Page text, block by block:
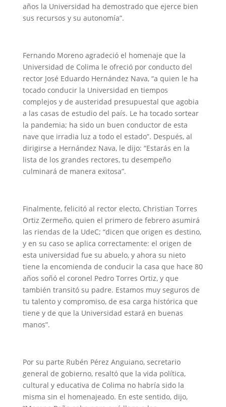
años la Universidad ha demostrado que ejerce bien
sus recursos y su autonomía”.
Fernando Moreno agradeció el homenaje que la
Universidad de Colima le ofreció por conducto del
rector José Eduardo Hernández Nava, “a quien le ha
tocado conducir la Universidad en tiempos
complejos y de austeridad presupuestal que agobia
a las casas de estudio del país. Le ha tocado sortear
la pandemia; ha sido un buen conductor de esta
nave que irradia luz a todo el estado”. Después, al
dirigirse a Hernández Nava, le dijo: “Estarás en la
lista de los grandes rectores, tu desempeño
culminará de manera exitosa”.
Finalmente, felicitó al rector electo, Christian Torres
Ortiz Zermeño, quien el primero de febrero asumirá
las riendas de la UdeC; “dicen que origen es destino,
y en su caso se aplica correctamente: el origen de
esta universidad fue su abuelo, y ahora su nieto
tiene la encomienda de conducir la casa que hace 80
años soñó el coronel Pedro Torres Ortiz, y que
también transitó su padre. Estamos muy seguros de
tu talento y compromiso, de esa carga histórica que
tiene y de que la Universidad estará en buenas
manos”.
Por su parte Rubén Pérez Anguiano, secretario
general de gobierno, resaltó que la vida política,
cultural y educativa de Colima no habría sido la
misma sin el homenajeado. En este sentido, dijo,